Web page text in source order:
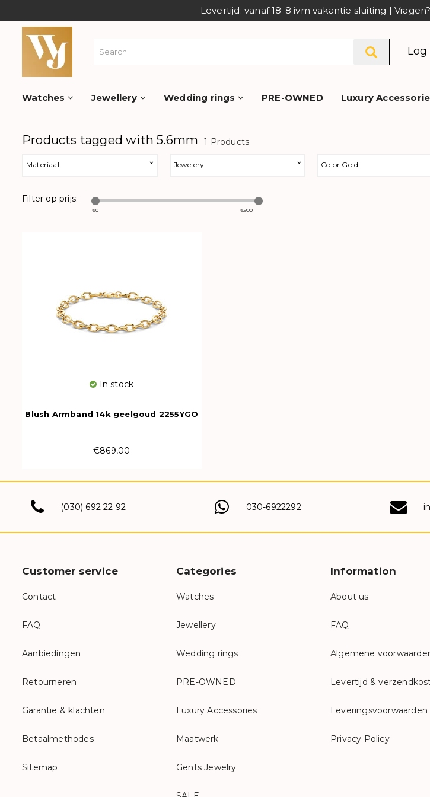
Levertijd: vanaf 18-8 ivm vakantie sluiting |
Log
Watches Jewellery Wedding rings PRE-OWNED Luxury
Products tagged with 5.6mm 1 Products
Materiaal Jewelery Color Gold
Filter op prijs:
€0 €900
In stock
Blush Armband 14k geelgoud 2255YGO
€869,00
(030) 692 22 92 030-6922292
Customer service
Contact
FAQ
Aanbiedingen
Retourneren
Garantie & klachten
Betaalmethodes
Sitemap
Categories
Watches
Jewellery
Wedding rings
PRE-OWNED
Luxury Accessories
Maatwerk
Gents Jewelry
Information
About us
FAQ
Algemene
Levertijd &
Leveringsvoorwaarden
Privacy Policy